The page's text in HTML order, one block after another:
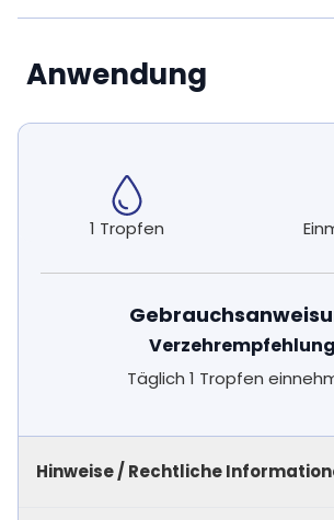
Anwendung
1 Tropfen
Täglich 1 Tropfen
Hinweise / Rechtliche